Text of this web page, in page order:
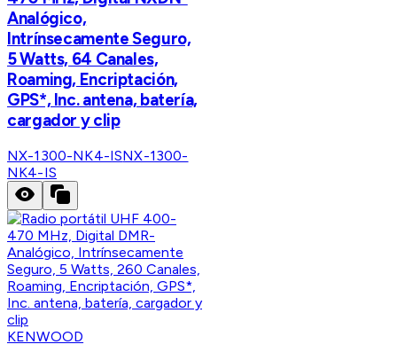
Analógico,
Intrínsecamente Seguro,
5 Watts, 64 Canales,
Roaming, Encriptación,
GPS*, Inc. antena, batería,
cargador y clip
NX-1300-NK4-ISNX-1300-
NK4-IS
KENWOOD